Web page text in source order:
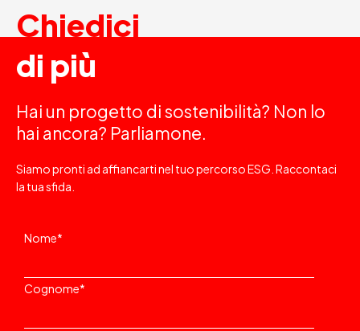
Chiedici
di più
Hai un progetto di sostenibilità? Non lo
hai ancora? Parliamone.
Siamo pronti ad affiancarti nel tuo percorso ESG. Raccontaci
la tua sfida.
Nome*
Cognome*